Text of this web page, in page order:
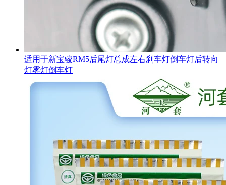
适用于新宝骏RM5后尾灯总成左右刹车灯倒车灯后转向
灯雾灯倒车灯